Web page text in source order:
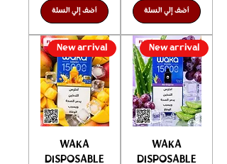
أضف إلي السلة أضف إلي السلة
New arrival
WAKA
DISPOSABLE
New arrival
WAKA
DISPOSABLE